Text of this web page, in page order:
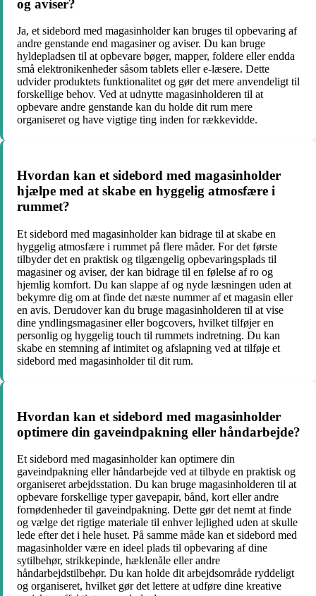
og aviser?
Ja, et sidebord med magasinholder kan bruges til opbevaring af
andre genstande end magasiner og aviser. Du kan bruge
hyldepladsen til at opbevare bøger, mapper, foldere eller endda
små elektronikenheder såsom tablets eller e-læsere. Dette
udvider produktets funktionalitet og gør det mere anvendeligt til
forskellige behov. Ved at udnytte magasinholderen til at
opbevare andre genstande kan du holde dit rum mere
organiseret og have vigtige ting inden for rækkevidde.
Hvordan kan et sidebord med magasinholder
hjælpe med at skabe en hyggelig atmosfære i
rummet?
Et sidebord med magasinholder kan bidrage til at skabe en
hyggelig atmosfære i rummet på flere måder. For det første
tilbyder det en praktisk og tilgængelig opbevaringsplads til
magasiner og aviser, der kan bidrage til en følelse af ro og
hjemlig komfort. Du kan slappe af og nyde læsningen uden at
bekymre dig om at finde det næste nummer af et magasin eller
en avis. Derudover kan du bruge magasinholderen til at vise
dine yndlingsmagasiner eller bogcovers, hvilket tilføjer en
personlig og hyggelig touch til rummets indretning. Du kan
skabe en stemning af intimitet og afslapning ved at tilføje et
sidebord med magasinholder til dit rum.
Hvordan kan et sidebord med magasinholder
optimere din gaveindpakning eller håndarbejde?
Et sidebord med magasinholder kan optimere din
gaveindpakning eller håndarbejde ved at tilbyde en praktisk og
organiseret arbejdsstation. Du kan bruge magasinholderen til at
opbevare forskellige typer gavepapir, bånd, kort eller andre
fornødenheder til gaveindpakning. Dette gør det nemt at finde
og vælge det rigtige materiale til enhver lejlighed uden at skulle
lede efter det i hele huset. På samme måde kan et sidebord med
magasinholder være en ideel plads til opbevaring af dine
sytilbehør, strikkepinde, hæklenåle eller andre
håndarbejdstilbehør. Du kan holde dit arbejdsområde ryddeligt
og organiseret, hvilket gør det lettere at udføre dine kreative